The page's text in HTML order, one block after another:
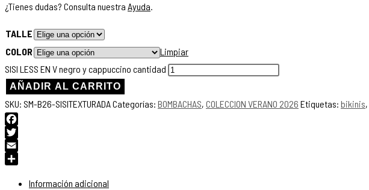
¿Tienes dudas? Consulta nuestra Ayuda.
TALLE
COLOR
Limpiar
SISI LESS EN V negro y cappuccino cantidad
AÑADIR AL CARRITO
SKU: SM-B26-SISITEXTURADACategorías: BOMBACHAS, COLECCION VERANO 2026 Etiquetas: bikinis,
Facebook
Twitter
Email
Información adicional